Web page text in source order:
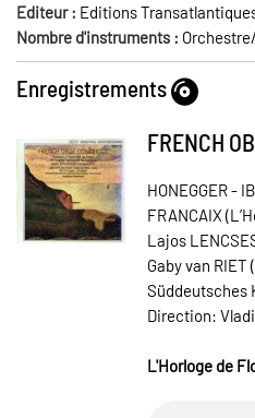
Editeur : Editions
Nombre d'instruments :
Enregistrements
FRENCH
HONEGGER -
FRANCAIX
Lajos
Gaby van RIET
Süddeutsches
Direction:
L'Horloge de